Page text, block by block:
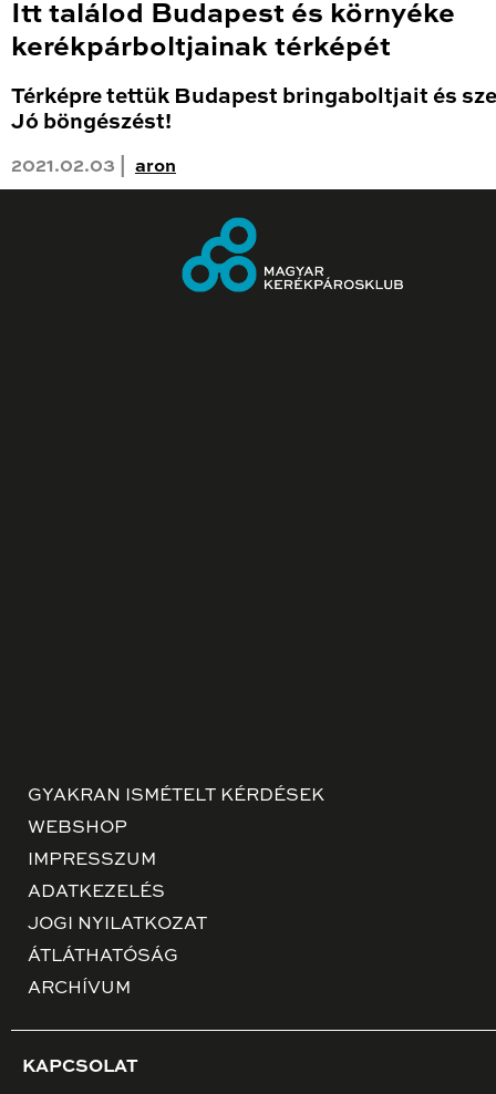
Itt találod Budapest és környéke
kerékpárboltjainak térképét
Térképre tettük Budapest bringaboltjait és
Jó böngészést!
2021.02.03 | aron
GYAKRAN ISMÉTELT KÉRDÉSEK
WEBSHOP
IMPRESSZUM
ADATKEZELÉS
JOGI NYILATKOZAT
ÁTLÁTHATÓSÁG
ARCHÍVUM
KAPCSOLAT